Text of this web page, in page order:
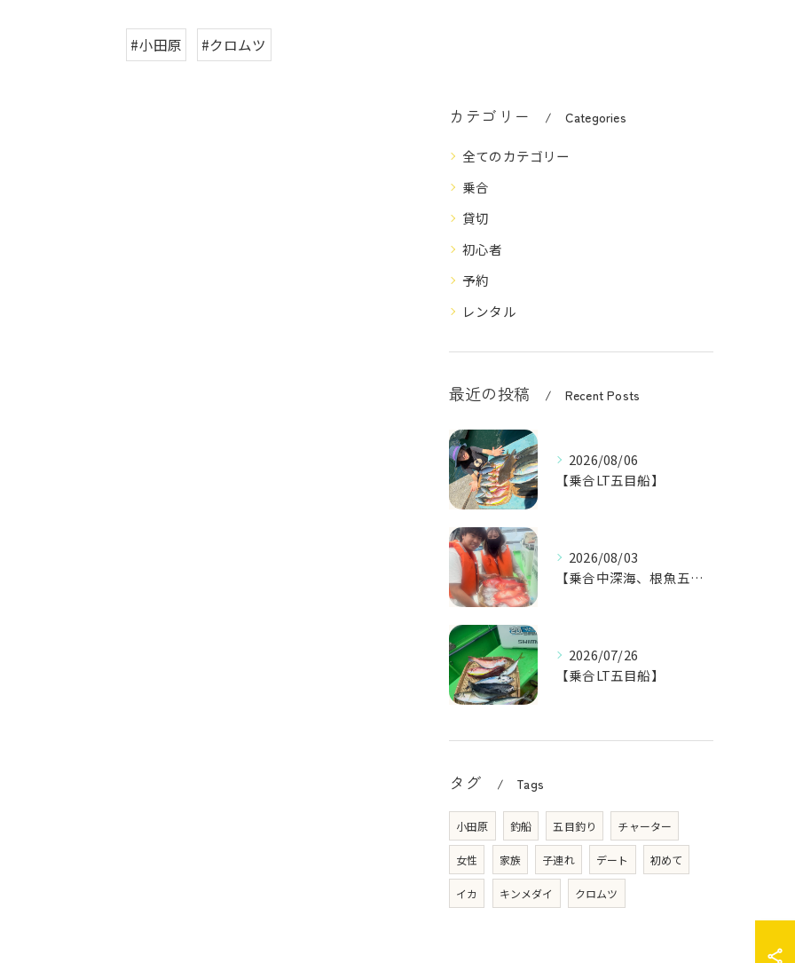
#小田原 #クロムツ
カテゴリー Categories
全てのカテゴリー
乗合
貸切
初心者
予約
レンタル
最近の投稿 Recent Posts
2026/08/06
【乗合LT五目船】
2026/08/03
【乗合中深海、根魚五目船】
2026/07/26
【乗合LT五目船】
タグ Tags
小田原 釣船 五目釣り チャーター
女性 家族 子連れ デート 初めて
イカ キンメダイ クロムツ